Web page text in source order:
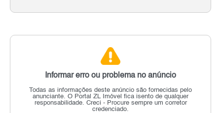
Informar erro ou problema no anúncio
Todas as informações deste anúncio são fornecidas pelo
anunciante. O Portal ZL Imóvel fica isento de qualquer
responsabilidade. Creci - Procure sempre um corretor
credenciado.